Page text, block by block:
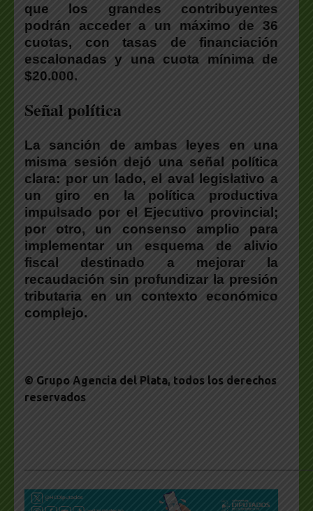
que los grandes contribuyentes
podrán acceder a un máximo de 36
cuotas, con tasas de financiación
escalonadas y una cuota mínima de
$20.000.
Señal política
La sanción de ambas leyes en una
misma sesión dejó una señal política
clara: por un lado, el aval legislativo a
un giro en la política productiva
impulsado por el Ejecutivo provincial;
por otro, un consenso amplio para
implementar un esquema de alivio
fiscal destinado a mejorar la
recaudación sin profundizar la presión
tributaria en un contexto económico
complejo.
© Grupo Agencia del Plata, todos los derechos
reservados